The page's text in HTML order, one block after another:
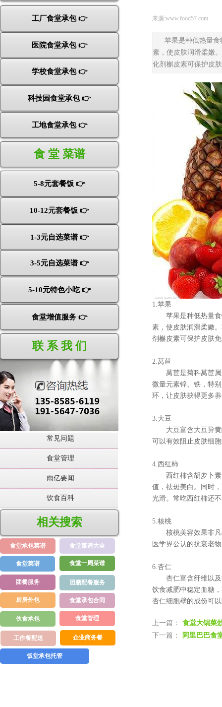
来源:www.food57.com
苹果是种低热量食
素，使皮肤润滑柔嫩
化剂槲皮素可保护皮
1.苹果
苹果是种低热量食物
素，使皮肤润滑柔嫩
剂槲皮素可保护皮肤
2.莴苣
莴苣是菊科莴苣属
微量元素锌、铁，特
环，让皮肤获得更多
3.大豆
大豆富含大豆异黄
可以有效阻止皮肤细
4.西红柿
西红柿含胡萝卜素
值，祛斑美白。同时
光滑。常吃西红柿还
5.核桃
核桃美容效果非凡
医学界公认的抗衰老
6.杏仁
杏仁富含纤维以及
饮食减肥中稳定血糖
杏仁细胞壁的成份可
上一篇：
食堂大锅菜
下一篇：
阿里巴巴食
工厂食堂承包 👉
医院食堂承包 👉
学校食堂承包 👉
科技园食堂承包 👉
工地食堂承包 👉
食 堂 菜谱
5-8元套餐饭 👉
10-12元套餐饭 👉
1-3元自选菜谱 👉
3-5元自选菜谱 👉
5-10元特色小吃 👉
食堂增值服务 👉
联 系 我 们
常见问题
食堂管理
雨亿要闻
饮食百科
相关搜索
食堂菜谱大全
食堂承包菜谱
食堂一周菜谱
食堂菜谱
团餐服务 团膳配餐服务
厨房外包 食堂承包合同
食堂管理
伙食承包
企业商务餐
工作餐配送
饭堂承包托管